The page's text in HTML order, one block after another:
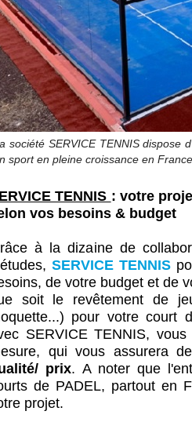
société SERVICE TENNIS dispose
sport en pleine croissance en
TENNIS : votre
vos besoins & budget
à la dizaine de
SERVICE TENNIS
de votre budget et de
soit le revêtement de
pour votre court
SERVICE TENNIS,
qui vous assurera
prix. A noter que
de PADEL, partout en
projet.